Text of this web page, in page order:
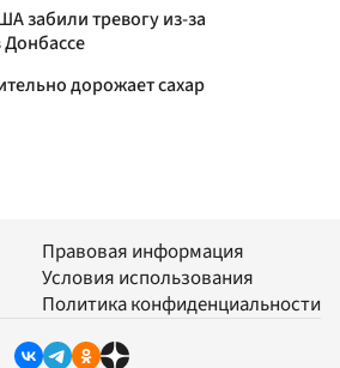
забили тревогу из-за
Донбассе
дорожает сахар
Правовая информация
Условия использования
Политика конфиденциальности